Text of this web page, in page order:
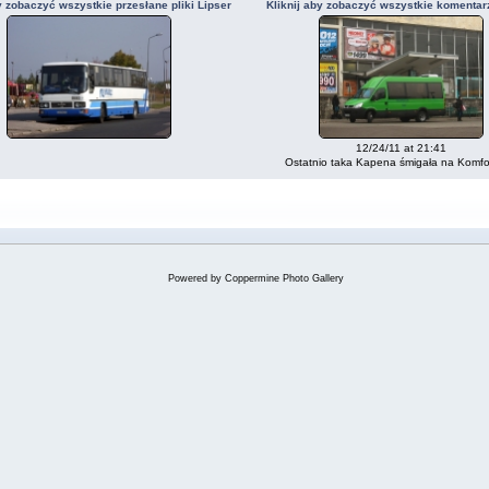
zobaczyć wszystkie przesłane pliki Lipser
Kliknij aby zobaczyć wszystkie
12/24/11 at 21:41
Ostatnio taka Kapena śmigała na
Powered by Coppermine Photo Gallery